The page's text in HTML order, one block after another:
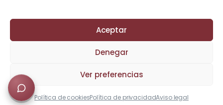
Aceptar
Denegar
Ver preferencias
Política de cookiesPolítica de privacidadAviso legal
Abogados Derecho Penal en Madrid
919 92 00 99
Calle Velázquez 30, 4º A, 28001 Madrid